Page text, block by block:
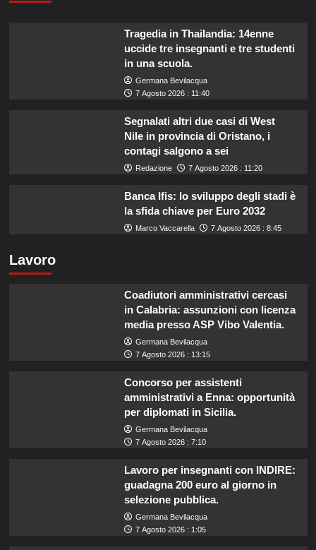
Tragedia in Thailandia: 14enne
uccide tre insegnanti e tre studenti
in una scuola.
Germana Bevilacqua
7 Agosto 2026 : 11:40
Segnalati altri due casi di West
Nile in provincia di Oristano, i
contagi salgono a sei
Redazione 7 Agosto 2026 : 11:20
Banca Ifis: lo sviluppo degli stadi è
la sfida chiave per Euro 2032
Marco Vaccarella 7 Agosto 2026 : 8:45
Lavoro
Coadiutori amministrativi cercasi
in Calabria: assunzioni con licenza
media presso ASP Vibo Valentia.
Germana Bevilacqua
7 Agosto 2026 : 13:15
Concorso per assistenti
amministrativi a Enna: opportunità
per diplomati in Sicilia.
Germana Bevilacqua
7 Agosto 2026 : 7:10
Lavoro per insegnanti con INDIRE:
guadagna 200 euro al giorno in
selezione pubblica.
Germana Bevilacqua
7 Agosto 2026 : 1:05